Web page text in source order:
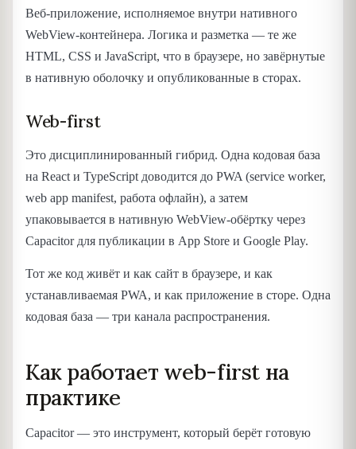
Веб-приложение, исполняемое внутри нативного
WebView-контейнера. Логика и разметка — те же
HTML, CSS и JavaScript, что в браузере, но завёрнутые
в нативную оболочку и опубликованные в сторах.
Web-first
Это дисциплинированный гибрид. Одна кодовая база
на React и TypeScript доводится до PWA (service worker,
web app manifest, работа офлайн), а затем
упаковывается в нативную WebView-обёртку через
Capacitor для публикации в App Store и Google Play.
Тот же код живёт и как сайт в браузере, и как
устанавливаемая PWA, и как приложение в сторе. Одна
кодовая база — три канала распространения.
Как работает web-first на
практике
Capacitor — это инструмент, который берёт готовую